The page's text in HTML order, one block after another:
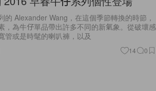
的 Alexander Wang，在這個季節轉換的時節，
，為牛仔單品帶出許多不同的新氣象。從破壞感
管或是時髦的喇叭褲，以及
14 0